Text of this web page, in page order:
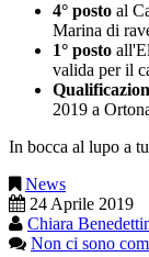
4° posto al
Marina di
1° posto
valida per il
2019 a
In bocca al lupo a
News
24 Aprile 2019
Chiara
Non ci sono